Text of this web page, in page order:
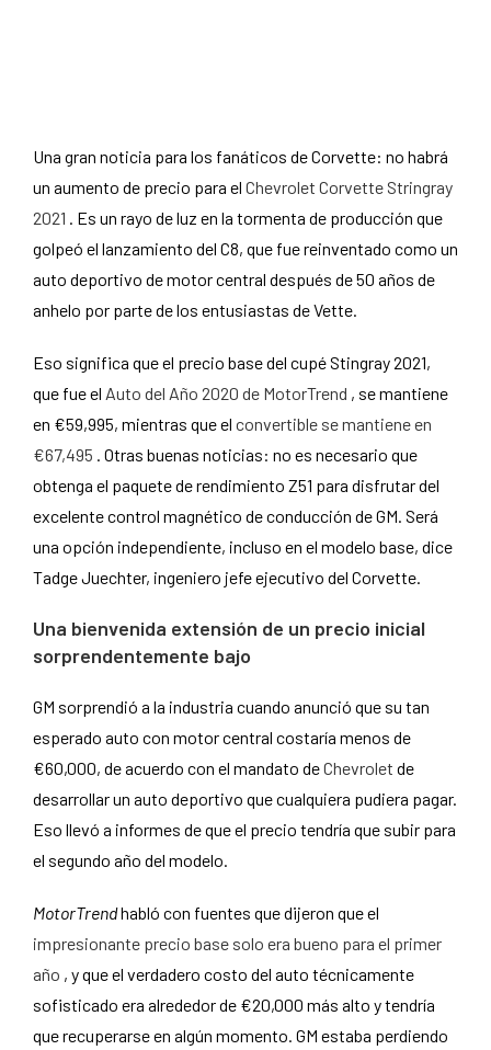
Una gran noticia para los fanáticos de Corvette: no habrá
un aumento de precio para el Chevrolet Corvette Stringray
2021 . Es un rayo de luz en la tormenta de producción que
golpeó el lanzamiento del C8, que fue reinventado como un
auto deportivo de motor central después de 50 años de
anhelo por parte de los entusiastas de Vette.
Eso significa que el precio base del cupé Stingray 2021,
que fue el Auto del Año 2020 de MotorTrend , se mantiene
en €59,995, mientras que el convertible se mantiene en
€67,495 . Otras buenas noticias: no es necesario que
obtenga el paquete de rendimiento Z51 para disfrutar del
excelente control magnético de conducción de GM. Será
una opción independiente, incluso en el modelo base, dice
Tadge Juechter, ingeniero jefe ejecutivo del Corvette.
Una bienvenida extensión de un precio inicial
sorprendentemente bajo
GM sorprendió a la industria cuando anunció que su tan
esperado auto con motor central costaría menos de
€60,000, de acuerdo con el mandato deChevrolet de
desarrollar un auto deportivo que cualquiera pudiera pagar.
Eso llevó a informes de que el precio tendría que subir para
el segundo año del modelo.
MotorTrendhabló con fuentes que dijeron que el
impresionante precio base solo era bueno para el primer
año , y que el verdadero costo del auto técnicamente
sofisticado era alrededor de €20,000 más alto y tendría
que recuperarse en algún momento. GM estaba perdiendo